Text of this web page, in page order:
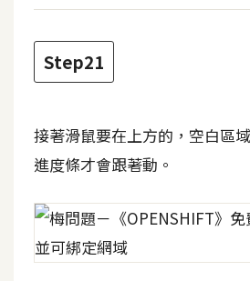
Step21
接著滑鼠要在上方的，空白區
進度條才會跟著動。